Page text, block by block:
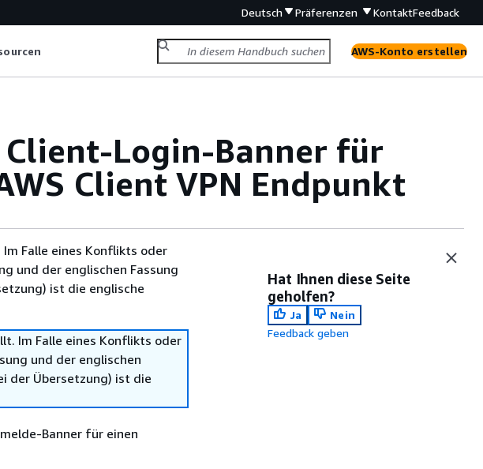
Deutsch Präferenzen KontaktFeedback
AWS-Konto erstellen
Login-Banner für
Client VPN Endpunkt
Falle eines Konflikts oder
und der englischen Fassung
ist die englische
Im Falle eines Konflikts oder
und der englischen
der Übersetzung) ist die
Banner für einen
Hat Ihnen diese Seite
geholfen?
Ja
Nein
Feedback geben